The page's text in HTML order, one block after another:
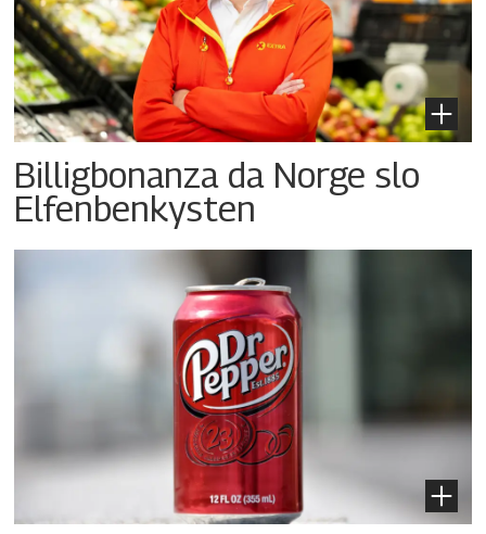
Billigbonanza da Norge slo
Elfenbenkysten